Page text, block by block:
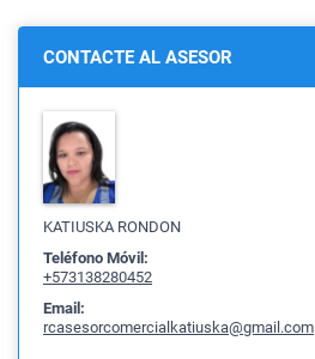
CONTACTE AL ASESOR
KATIUSKA RONDON
Teléfono Móvil:
+573138280452
Email:
rcasesorcomercialkatiuska@gmail.com